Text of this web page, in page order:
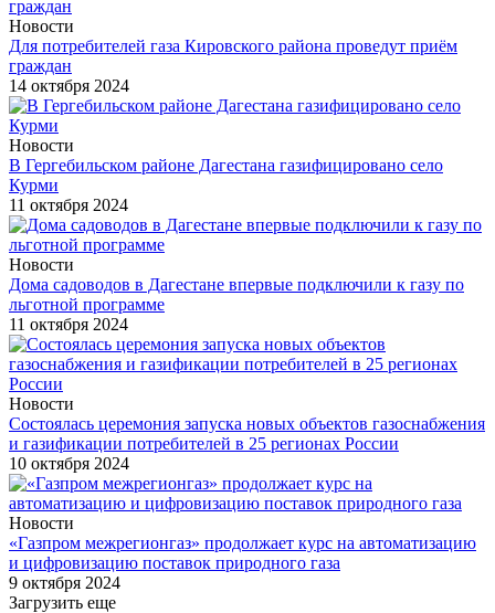
Новости
Для потребителей газа Кировского района проведут приём
граждан
14 октября 2024
Новости
В Гергебильском районе Дагестана газифицировано село
Курми
11 октября 2024
Новости
Дома садоводов в Дагестане впервые подключили к газу по
льготной программе
11 октября 2024
Новости
Состоялась церемония запуска новых объектов газоснабжения
и газификации потребителей в 25 регионах России
10 октября 2024
Новости
«Газпром межрегионгаз» продолжает курс на автоматизацию
и цифровизацию поставок природного газа
9 октября 2024
Загрузить еще